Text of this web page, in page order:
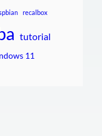
recalbox
tutorial
11